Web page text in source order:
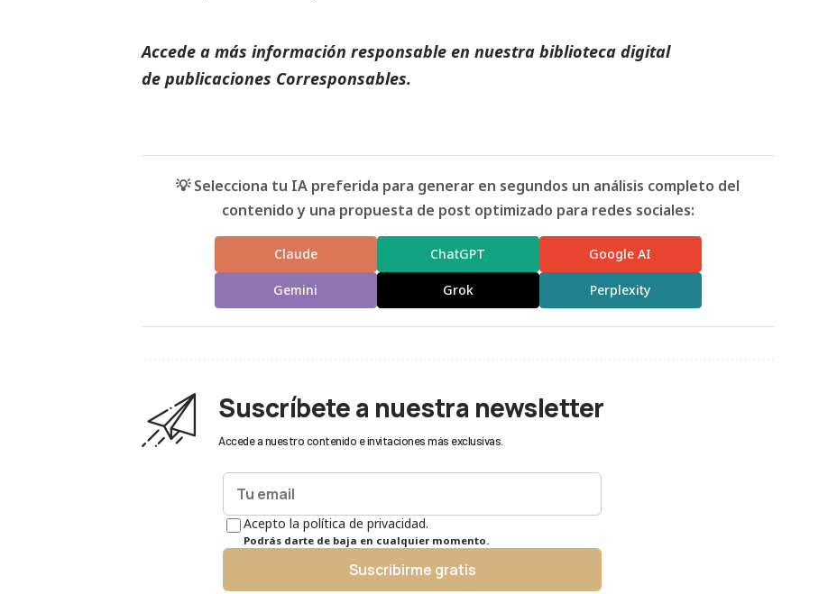
Accede a más información responsable en nuestra biblioteca digital
de publicaciones Corresponsables.
💡 Selecciona tu IA preferida para generar en segundos un análisis completo del
contenido y una propuesta de post optimizado para redes sociales:
Claude ChatGPT Google AI
Gemini Grok Perplexity
Suscríbete a nuestra newsletter
Accede a nuestro contenido e invitaciones más exclusivas.
Acepto la política de privacidad.
Podrás darte de baja en cualquier momento.
Suscribirme gratis